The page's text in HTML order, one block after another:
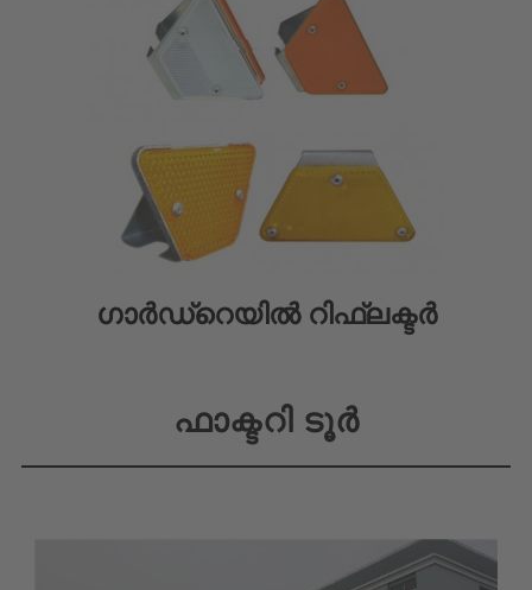
ഗാർഡ്റെയിൽ റിഫ്ലക്ടർ
ഫാക്ടറി ടൂർ